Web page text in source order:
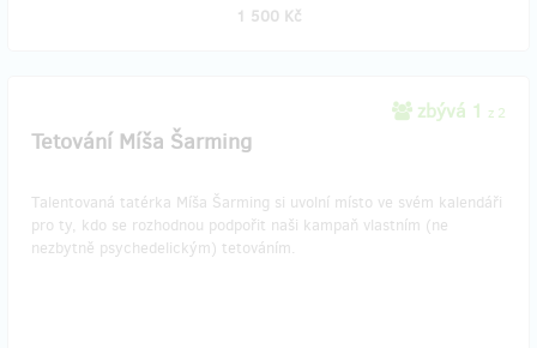
1 500 Kč
zbývá 1 z 2
Tetování Míša Šarming
Talentovaná tatérka Míša Šarming si uvolní místo ve svém kalendáři
pro ty, kdo se rozhodnou podpořit naši kampaň vlastním (ne
nezbytně psychedelickým) tetováním.